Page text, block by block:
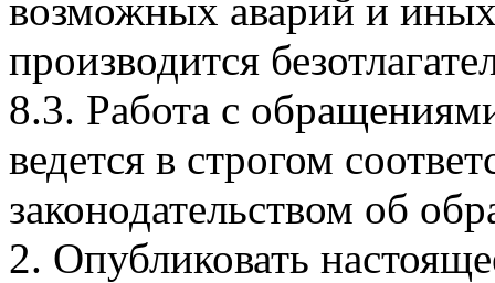
возможных аварий и
производится
8.3. Работа с
ведется в строгом
законодательством об
2. Опубликовать